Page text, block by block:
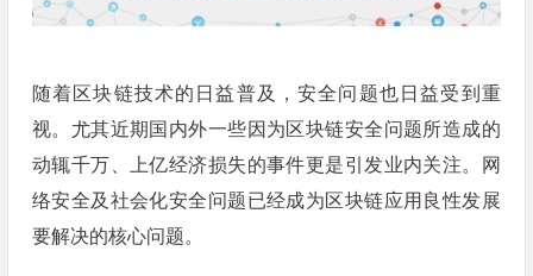
随着区块链技术的日益普及，安全问题也日益受到重
视。尤其近期国内外一些因为区块链安全问题所造成的
动辄千万、上亿经济损失的事件更是引发业内关注。网
络安全及社会化安全问题已经成为区块链应用良性发展
要解决的核心问题。